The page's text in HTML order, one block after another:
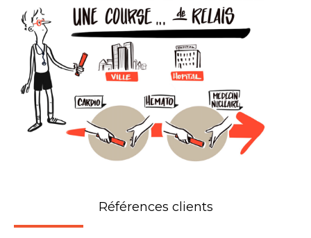
Références clients